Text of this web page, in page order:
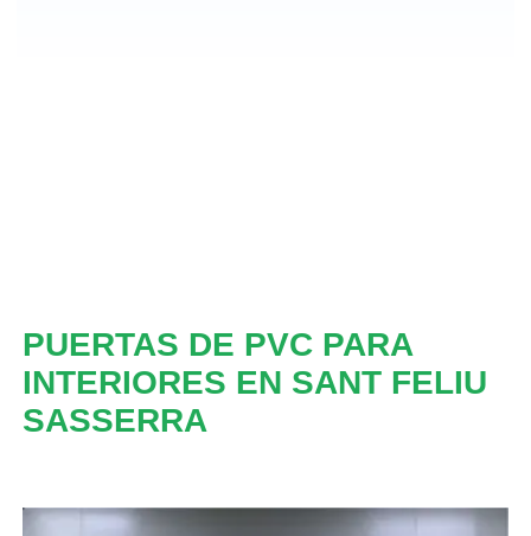
PUERTAS DE PVC PARA
INTERIORES EN SANT FELIU
SASSERRA